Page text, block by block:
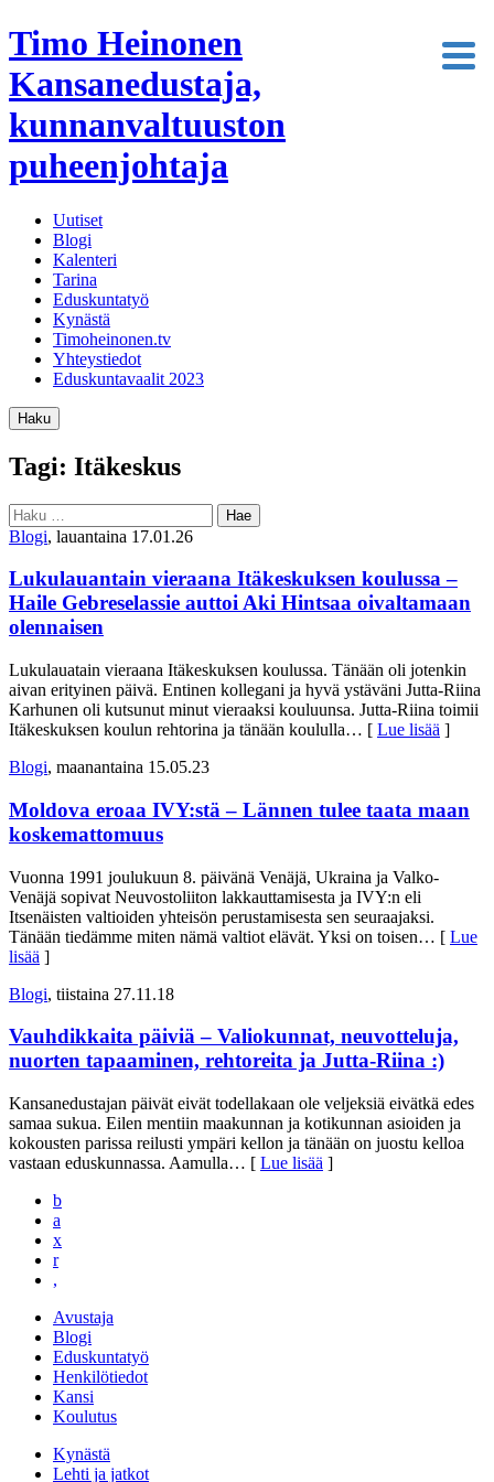
Timo Heinonen
Kansanedustaja,
kunnanvaltuuston
puheenjohtaja
Uutiset
Blogi
Kalenteri
Tarina
Eduskuntatyö
Kynästä
Timoheinonen.tv
Yhteystiedot
Eduskuntavaalit 2023
Haku
Tagi: Itäkeskus
Haku:
Blogi, lauantaina 17.01.26
Lukulauantain vieraana Itäkeskuksen koulussa –
Haile Gebreselassie auttoi Aki Hintsaa oivaltamaan
olennaisen
Lukulauatain vieraana Itäkeskuksen koulussa. Tänään oli jotenkin
aivan erityinen päivä. Entinen kollegani ja hyvä ystäväni Jutta-Riina
Karhunen oli kutsunut minut vieraaksi kouluunsa. Jutta-Riina toimii
Itäkeskuksen koulun rehtorina ja tänään koululla… [ Lue lisää ]
Blogi, maanantaina 15.05.23
Moldova eroaa IVY:stä – Lännen tulee taata maan
koskemattomuus
Vuonna 1991 joulukuun 8. päivänä Venäjä, Ukraina ja Valko-
Venäjä sopivat Neuvostoliiton lakkauttamisesta ja IVY:n eli
Itsenäisten valtioiden yhteisön perustamisesta sen seuraajaksi.
Tänään tiedämme miten nämä valtiot elävät. Yksi on toisen… [ Lue
lisää ]
Blogi, tiistaina 27.11.18
Vauhdikkaita päiviä – Valiokunnat, neuvotteluja,
nuorten tapaaminen, rehtoreita ja Jutta-Riina :)
Kansanedustajan päivät eivät todellakaan ole veljeksiä eivätkä edes
samaa sukua. Eilen mentiin maakunnan ja kotikunnan asioiden ja
kokousten parissa reilusti ympäri kellon ja tänään on juostu kelloa
vastaan eduskunnassa. Aamulla… [ Lue lisää ]
b
a
x
r
,
Avustaja
Blogi
Eduskuntatyö
Henkilötiedot
Kansi
Koulutus
Kynästä
Lehti ja jatkot